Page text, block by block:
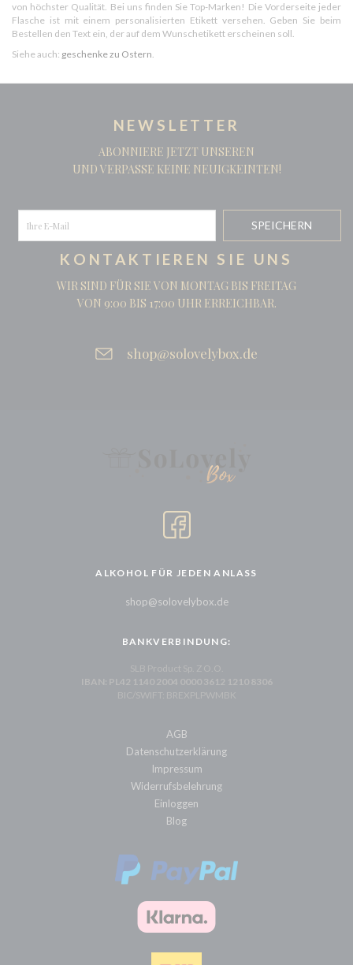
von höchster Qualität. Bei uns finden Sie Top-Marken! Die Vorderseite jeder
Flasche ist mit einem personalisierten Etikett versehen. Geben Sie beim
Bestellen den Text ein, der auf dem Wunschetikett erscheinen soll.
Siehe auch: geschenke zu Ostern
NEWSLETTER
ABONNIERE JETZT UNSEREN
UND VERPASSE KEINE NEUIGKEINTEN!
KONTAKTIEREN SIE UNS
WIR SIND FÜR SIE VON MONTAG BIS FREITAG
VON 9:00 BIS 17:00 UHR ERREICHBAR.
shop@solovelybox.de
ALKOHOL FÜR JEDEN ANLASS
shop@solovelybox.de
BANKVERBINDUNG:
SLB Product Sp. Z O.O.
IBAN: PL42 1140 2004 0000 3612 1210 8306
BIC/SWIFT: BREXPLPWMBK
AGB
Datenschutzerklärung
Impressum
Widerrufsbelehrung
Einloggen
Blog